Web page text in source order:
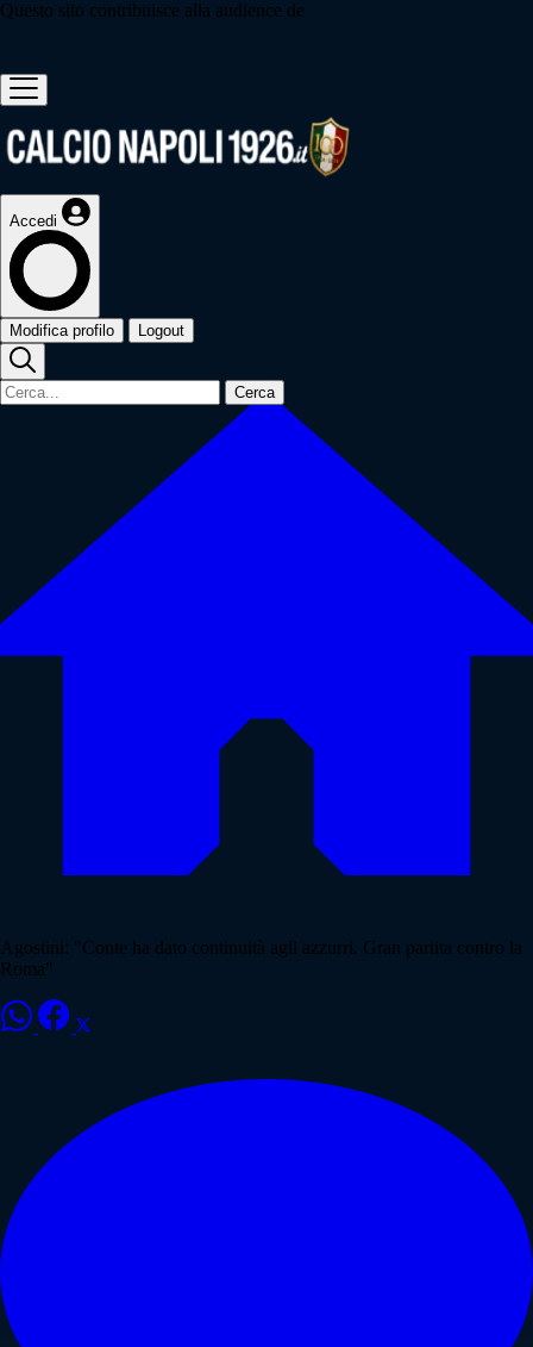
Questo sito contribuisce alla audience de
Accedi
Modifica profilo Logout
Cerca
Agostini: "Conte ha dato continuità agli azzurri. Gran partita contro la
Roma"